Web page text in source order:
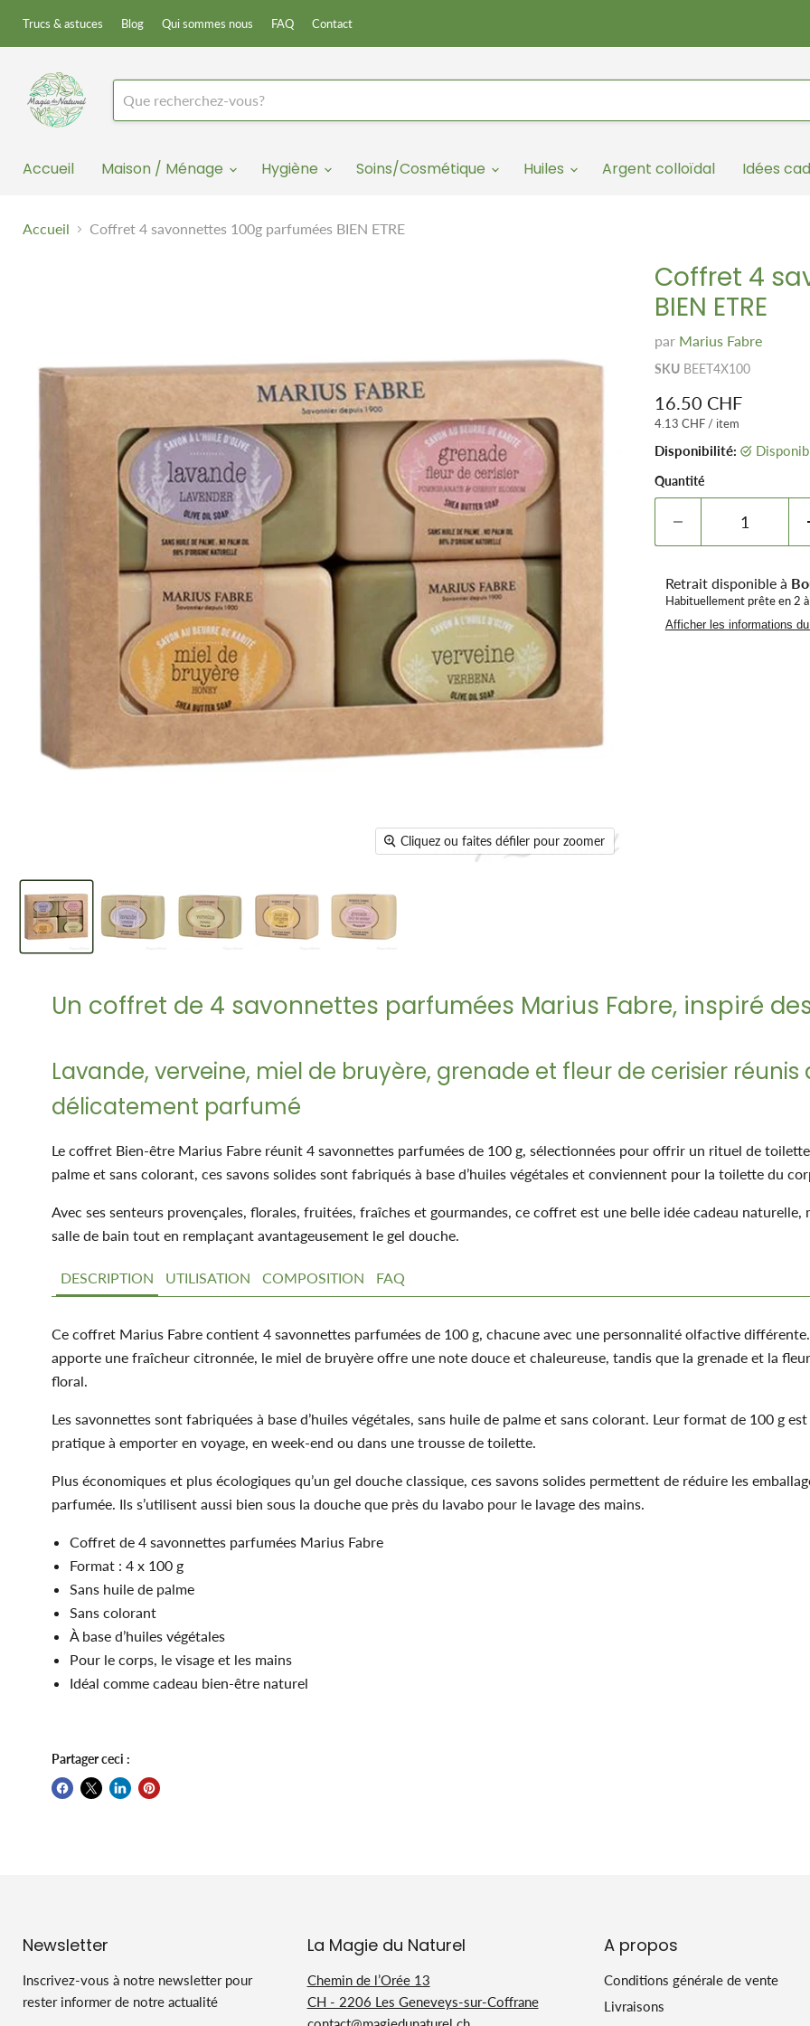
Trucs & astuces Blog Qui sommes nous FAQ Contact
Accueil Maison / Ménage Hygiène Soins/Cosmétique Huiles Argent colloïdal Idées
Accueil Coffret 4 savonnettes 100g parfumées BIEN ETRE
Cliquez ou faites défiler pour zoomer
Coffret 4
BIEN ETRE
par Marius Fabre
SKU BEET4X100
Prix remisé
16.50 CHF
4.13 CHF/item
Disponibilité:
Quantité
Retrait disponible à
Habituellement prête en 2
Afficher les informations
Un coffret de 4 savonnettes parfumées Marius Fabre, inspiré
Lavande, verveine, miel de bruyère, grenade et fleur de cerisier
délicatement parfumé
Le coffret Bien-être Marius Fabre réunit 4 savonnettes parfumées de 100 g, sélectionnées pour offrir un rituel de
palme et sans colorant, ces savons solides sont fabriqués à base d’huiles végétales et conviennent pour la toilette du
Avec ses senteurs provençales, florales, fruitées, fraîches et gourmandes, ce coffret est une belle idée cadeau naturelle,
salle de bain tout en remplaçant avantageusement le gel douche.
DESCRIPTION UTILISATION COMPOSITION FAQ
Ce coffret Marius Fabre contient 4 savonnettes parfumées de 100 g, chacune avec une personnalité olfactive
apporte une fraîcheur citronnée, le miel de bruyère offre une note douce et chaleureuse, tandis que la grenade et la
floral.
Les savonnettes sont fabriquées à base d’huiles végétales, sans huile de palme et sans colorant. Leur format de 100 g
pratique à emporter en voyage, en week-end ou dans une trousse de toilette.
Plus économiques et plus écologiques qu’un gel douche classique, ces savons solides permettent de réduire les
parfumée. Ils s’utilisent aussi bien sous la douche que près du lavabo pour le lavage des mains.
Coffret de 4 savonnettes parfumées Marius Fabre
Format : 4 x 100 g
Sans huile de palme
Sans colorant
À base d’huiles végétales
Pour le corps, le visage et les mains
Idéal comme cadeau bien-être naturel
Partager ceci :
Newsletter
Inscrivez-vous à notre newsletter pour
rester informer de notre actualité
La Magie du Naturel
Chemin de l’Orée 13
CH - 2206 Les Geneveys-sur-Coffrane
A propos
Conditions générale de vente
Livraisons